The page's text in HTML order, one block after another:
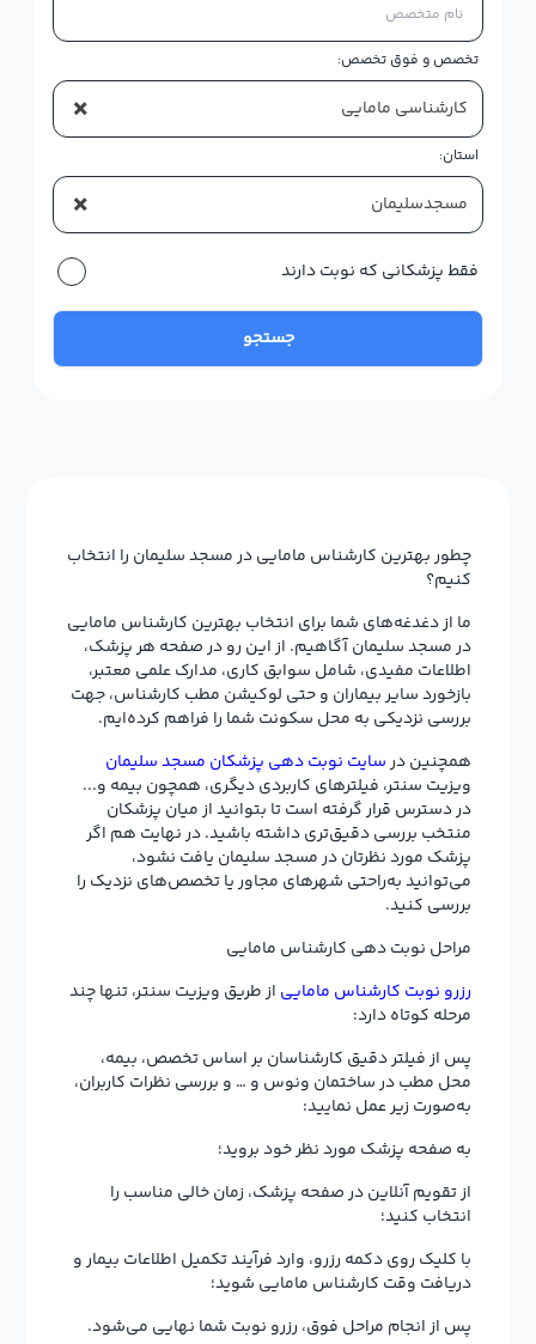
تخصص و فوق تخصص:
× کارشناسی مامایی
استان:
× مسجدسلیمان
فقط پزشکانی که نوبت دارند
جستجو
چطور بهترین کارشناس مامایی در مسجد سلیمان را انتخاب
کنیم؟
ما از دغدغه‌های شما برای انتخاب بهترین کارشناس مامایی
در مسجد سلیمان آگاهیم. از این رو در صفحه هر پزشک،
اطلاعات مفیدی، شامل سوابق کاری، مدارک علمی معتبر،
بازخورد سایر بیماران و حتی لوکیشن مطب کارشناس، جهت
بررسی نزدیکی به محل سکونت شما را فراهم کرده‌ایم.
همچنین درسایت نوبت دهی پزشکان مسجد سلیمان
ویزیت سنتر، فیلترهای کاربردی دیگری، همچون بیمه و...
در دسترس قرار گرفته است تا بتوانید از میان پزشکان
منتخب بررسی دقیق‌تری داشته باشید. در نهایت هم اگر
پزشک مورد نظرتان در مسجد سلیمان یافت نشود،
می‌توانید به‌راحتی شهرهای مجاور یا تخصص‌های نزدیک را
بررسی کنید.
مراحل نوبت دهی کارشناس مامایی
رزرو نوبت کارشناس مامایی از طریق ویزیت سنتر، تنها چند
مرحله کوتاه دارد:
پس از فیلتر دقیق کارشناسان بر اساس تخصص، بیمه،
محل مطب در ساختمان ونوس و … و بررسی نظرات کاربران،
به‌صورت زیر عمل نمایید:
به صفحه پزشک مورد نظر خود بروید؛
از تقویم آنلاین در صفحه پزشک، زمان خالی مناسب را
انتخاب کنید؛
با کلیک روی دکمه رزرو، وارد فرآیند تکمیل اطلاعات بیمار و
دریافت وقت کارشناس مامایی شوید؛
پس از انجام مراحل فوق، رزرو نوبت شما نهایی می‌شود.